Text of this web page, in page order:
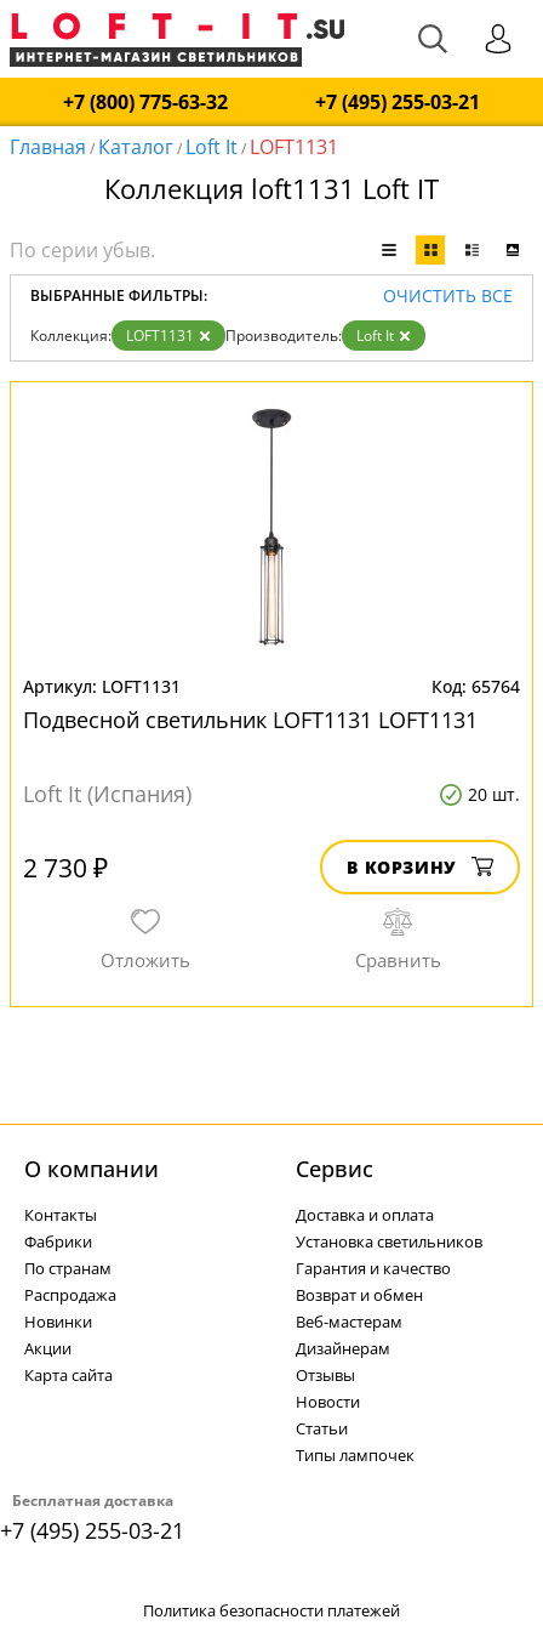
+7 (800) 775-63-32
+7 (495) 255-03-21
Главная / Каталог/ Loft It/ LOFT1131
Коллекция loft1131 Loft IT
ВЫБРАННЫЕ ФИЛЬТРЫ: ОЧИСТИТЬ ВСЕ
Коллекция: LOFT1131 Производитель: Loft It
LOFT1131 65764
Подвесной светильник LOFT1131 LOFT1131
Loft It (Испания) 20 шт.
2 730 ₽ В КОРЗИНУ
Бесплатная доставка
+7 (495) 255-03-21
О компании
Контакты
Фабрики
По странам
Распродажа
Новинки
Акции
Карта сайта
Cервис
Доставка и оплата
Установка светильников
Гарантия и качество
Возврат и обмен
Веб-мастерам
Дизайнерам
Отзывы
Новости
Статьи
Типы лампочек
Политика безопасности платежей